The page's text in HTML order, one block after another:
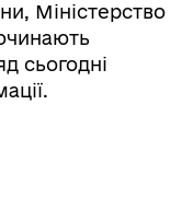
Міністерство
сьогодні